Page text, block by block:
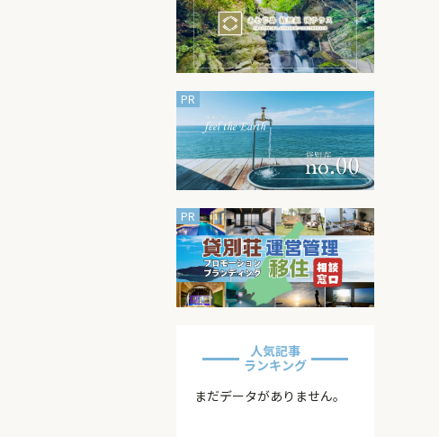
人気記事
ランキング
まだデータがありません。